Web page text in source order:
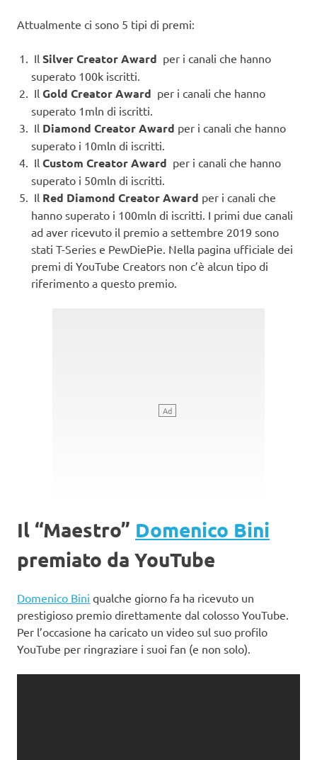
Attualmente ci sono 5 tipi di premi:
Il Silver Creator Award per i canali che hanno
superato 100k iscritti.
Il Gold Creator Award per i canali che hanno
superato 1mln di iscritti.
Il Diamond Creator Award per i canali che hanno
superato i 10mln di iscritti.
Il Custom Creator Award per i canali che hanno
superato i 50mln di iscritti.
Il Red Diamond Creator Award per i canali che
hanno superato i 100mln di iscritti. I primi due canali
ad aver ricevuto il premio a settembre 2019 sono
stati T-Series e PewDiePie. Nella pagina ufficiale dei
premi di YouTube Creators non c’è alcun tipo di
riferimento a questo premio.
Il “Maestro” Domenico Bini
premiato da YouTube
Domenico Bini qualche giorno fa ha ricevuto un
prestigioso premio direttamente dal colosso YouTube.
Per l’occasione ha caricato un video sul suo profilo
YouTube per ringraziare i suoi fan (e non solo).